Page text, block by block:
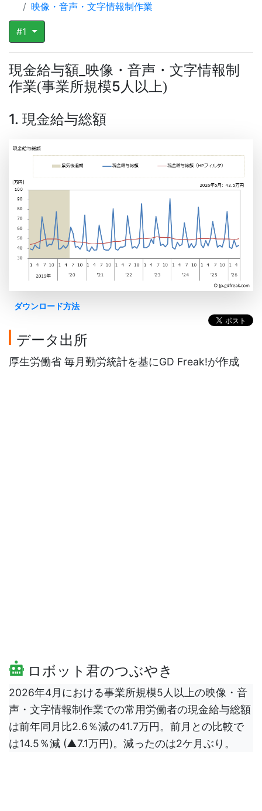
映像・音声・文字情報制作業
#1
現金給与額_映像・音声・文字情報制
作業(事業所規模5人以上)
1. 現金給与総額
ダウンロード方法
データ出所
厚生労働省 毎月勤労統計を基にGD Freak!が作成
ロボット君のつぶやき
2026年4月における事業所規模5人以上の映像・音
声・文字情報制作業での常用労働者の現金給与総額
は前年同月比2.6％減の41.7万円。前月との比較で
は14.5％減 (▲7.1万円)。減ったのは2ケ月ぶり。